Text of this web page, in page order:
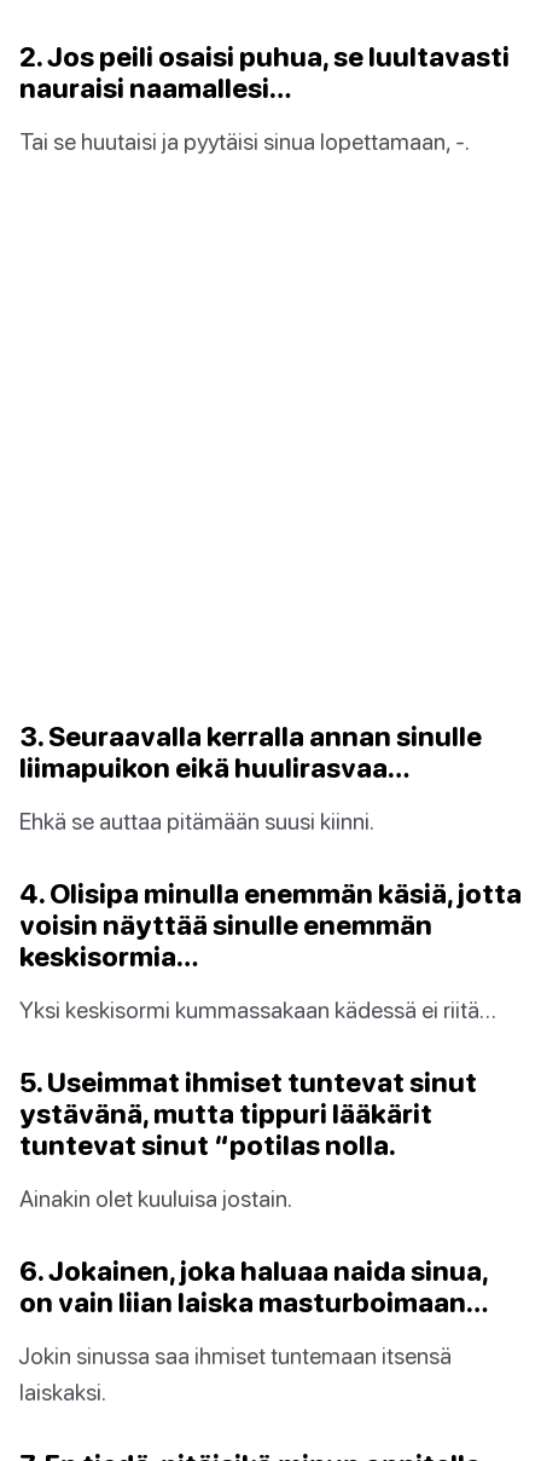
2. Jos peili osaisi puhua, se luultavasti
nauraisi naamallesi…
Tai se huutaisi ja pyytäisi sinua lopettamaan, -.
3. Seuraavalla kerralla annan sinulle
liimapuikon eikä huulirasvaa…
Ehkä se auttaa pitämään suusi kiinni.
4. Olisipa minulla enemmän käsiä, jotta
voisin näyttää sinulle enemmän
keskisormia…
Yksi keskisormi kummassakaan kädessä ei riitä…
5. Useimmat ihmiset tuntevat sinut
ystävänä, mutta tippuri lääkärit
tuntevat sinut “potilas nolla.
Ainakin olet kuuluisa jostain.
6. Jokainen, joka haluaa naida sinua,
on vain liian laiska masturboimaan…
Jokin sinussa saa ihmiset tuntemaan itsensä
laiskaksi.